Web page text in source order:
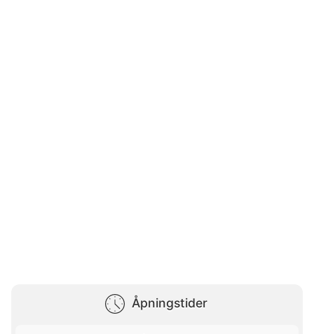
Åpningstider